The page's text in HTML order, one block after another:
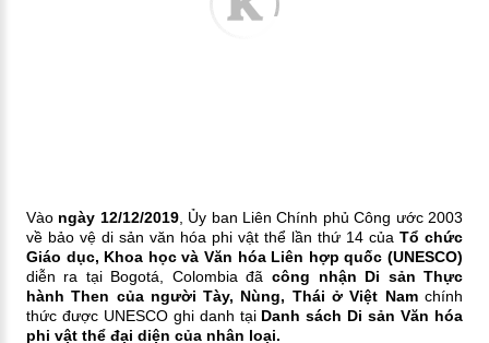
Vàongày 12/12/2019, Ủy ban Liên Chính phủ Công ước 2003
về bảo vệ di sản văn hóa phi vật thể lần thứ 14 củaTổ chức
Giáo dục, Khoa học và Văn hóa Liên hợp quốc (UNESCO)
diễn ra tại Bogotá, Colombia đã công nhận Di sản Thực
hành Then của người Tày, Nùng, Thái ở Việt Namchính
thức được UNESCO ghi danh tại Danh sách Di sản Văn hóa
phi vật thể đại diện của nhân loại.